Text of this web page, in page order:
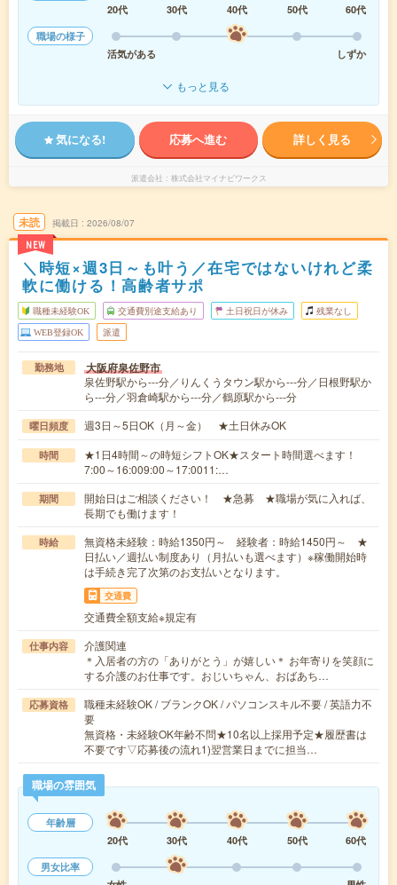
20代
30代 40代 50代
60代
職場の様子
活気がある
しずか
もっと見る
気になる! 応募へ進む 詳しく見る
派遣会社 株式会社マイナビワークス
未読
NEW
掲載日 2026/08/07
＼時短×週3日～も叶う／在宅ではないけれど柔
軟に働ける！高齢者サポ
職種未経験OK 交通費別途支給あり 土日祝日が休み 残業なし
WEB登録OK 派遣
勤務地 大阪府泉佐野市
泉佐野駅から---分／りんくうタウン駅から---分／日根野駅か
ら---分／羽倉崎駅から---分／鶴原駅から---分
曜日頻度 週3日～5日OK（月～金） ★土日休みOK
時間
★1日4時間～の時短シフトOK★スタート時間選べます！
7:00～16:009:00～17:0011:…
期間
開始日はご相談ください！ ★急募 ★職場が気に入れば、
長期でも働けます！
時給
無資格未経験：時給1350円～ 経験者：時給1450円～ ★
日払い／週払い制度あり（月払いも選べます）※稼働開始時
は手続き完了次第のお支払いとなります。
交通費
交通費全額支給※規定有
仕事内容
介護関連
＊入居者の方の「ありがとう」が嬉しい＊ お年寄りを笑顔に
する介護のお仕事です。おじいちゃん、おばあち…
応募資格
職種未経験OK / ブランクOK / パソコンスキル不要 / 英語力不
要
無資格・未経験OK年齢不問★10名以上採用予定★履歴書は
不要です▽応募後の流れ1)翌営業日までに担当…
職場の雰囲気
年齢層
20代
30代 40代 50代
60代
男女比率